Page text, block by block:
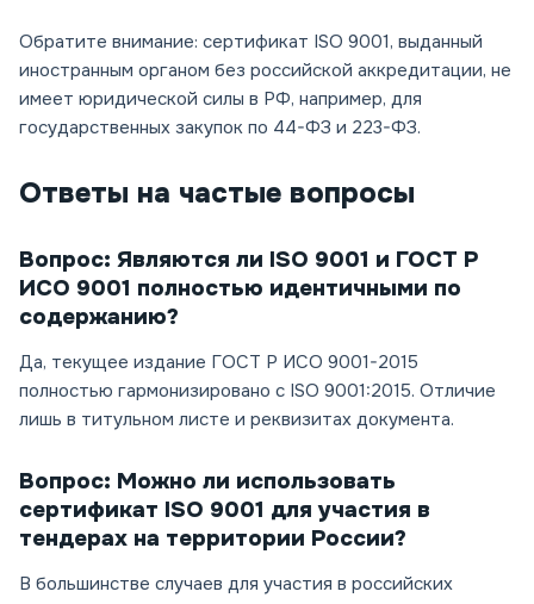
Обратите внимание: сертификат ISO 9001, выданный
иностранным органом без российской аккредитации, не
имеет юридической силы в РФ, например, для
государственных закупок по 44-ФЗ и 223-ФЗ.
Ответы на частые вопросы
Вопрос: Являются ли ISO 9001 и ГОСТ Р
ИСО 9001 полностью идентичными по
содержанию?
Да, текущее издание ГОСТ Р ИСО 9001-2015
полностью гармонизировано с ISO 9001:2015. Отличие
лишь в титульном листе и реквизитах документа.
Вопрос: Можно ли использовать
сертификат ISO 9001 для участия в
тендерах на территории России?
В большинстве случаев для участия в российских